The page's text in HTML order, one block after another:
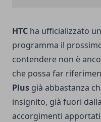
HTC ha ufficializzato
programma il
contendere non è
che possa far
Plus già abbastanza
insignito, già fuori
accorgimenti